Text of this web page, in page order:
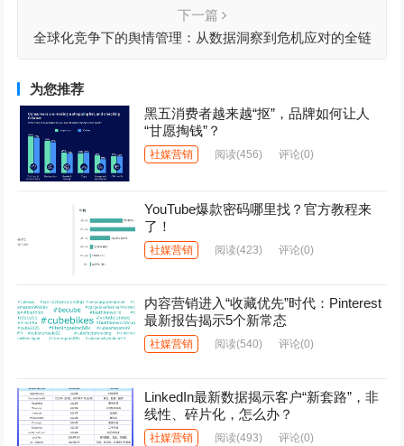
下一篇
全球化竞争下的舆情管理：从数据洞察到危机应对的全链
为您推荐
黑五消费者越来越“抠”，品牌如何让人
“甘愿掏钱”？
社媒营销 阅读(456) 评论(0)
YouTube爆款密码哪里找？官方教程来
了！
社媒营销 阅读(423) 评论(0)
内容营销进入“收藏优先”时代：Pinterest
最新报告揭示5个新常态
社媒营销 阅读(540) 评论(0)
LinkedIn最新数据揭示客户“新套路”，非
线性、碎片化，怎么办？
社媒营销 阅读(493) 评论(0)